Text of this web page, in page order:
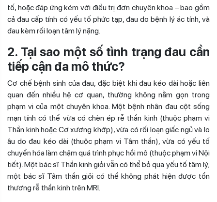
tố, hoặc đáp ứng kém với điều trị đơn chuyên khoa – bao gồm
cả đau cấp tính có yếu tố phức tạp, đau do bệnh lý ác tính, và
đau kèm rối loạn tâm lý nặng.
2. Tại sao một số tình trạng đau cần
tiếp cận đa mô thức?
Cơ chế bệnh sinh của đau, đặc biệt khi đau kéo dài hoặc liên
quan đến nhiều hệ cơ quan, thường không nằm gọn trong
phạm vi của một chuyên khoa. Một bệnh nhân đau cột sống
mạn tính có thể vừa có chèn ép rễ thần kinh (thuộc phạm vi
Thần kinh hoặc Cơ xương khớp), vừa có rối loạn giấc ngủ và lo
âu do đau kéo dài (thuộc phạm vi Tâm thần), vừa có yếu tố
chuyển hóa làm chậm quá trình phục hồi mô (thuộc phạm vi Nội
tiết). Một bác sĩ Thần kinh giỏi vẫn có thể bỏ qua yếu tố tâm lý;
một bác sĩ Tâm thần giỏi có thể không phát hiện được tổn
thương rễ thần kinh trên MRI.